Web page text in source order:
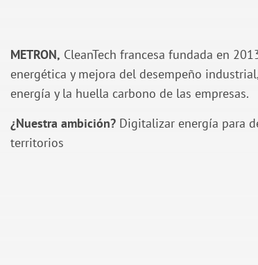
METRON, CleanTech francesa fundada en
energética y mejora del desempeño
energía y la huella carbono de las empresas.
¿Nuestra ambición? Digitalizar energía para
territorios